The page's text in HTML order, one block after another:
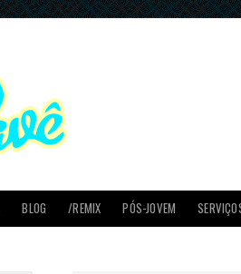
BLOG /REMIX PÓS-JOVEM